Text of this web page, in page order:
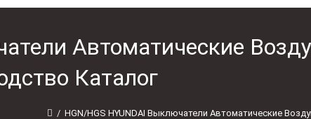
Автоматические
Каталог
/ HGN/HGS HYUNDAI Выключатели Автоматические